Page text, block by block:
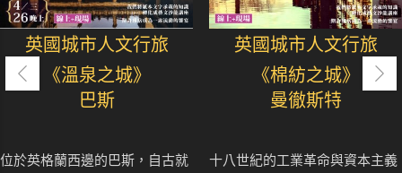
英國城市人文行旅
《溫泉之城》
巴斯
位於英格蘭西邊的巴斯，自古就
英國城市人文行旅
《棉紡之城》
曼徹斯特
十八世紀的工業革命與資本主義